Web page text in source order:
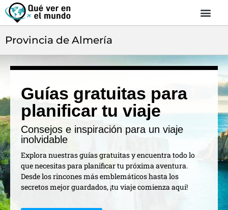
Provincia de Almería
Guías gratuitas para
planificar tu viaje
Consejos e inspiración para un viaje
inolvidable
Explora nuestras guías gratuitas y encuentra todo lo
que necesitas para planificar tu próxima aventura.
Desde los rincones más emblemáticos hasta los
secretos mejor guardados, ¡tu viaje comienza aquí!